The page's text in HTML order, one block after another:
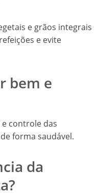
e grãos integrais
e evite
bem e
controle das
forma saudável.
da